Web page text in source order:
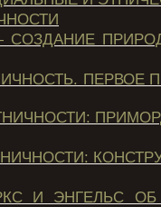
ПЕРВОЕ
И ЭНГЕЛЬС